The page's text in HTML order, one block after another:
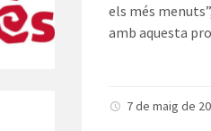
els més
amb aquesta
7 de maig de